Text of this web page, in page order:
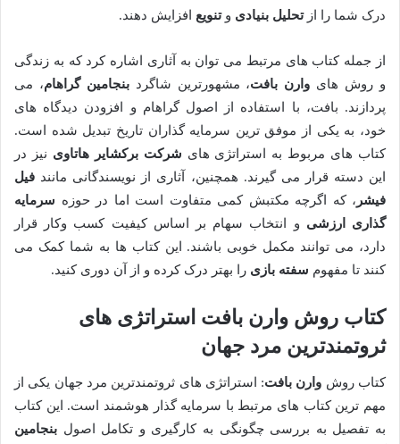
درک شما را ازتحلیل بنیادی وتنویع افزایش دهند.
از جمله کتاب های مرتبط می توان به آثاری اشاره کرد که به زندگی
و روش های وارن بافت، مشهورترین شاگردبنجامین گراهام، می
پردازند. بافت، با استفاده از اصول گراهام و افزودن دیدگاه های
خود، به یکی از موفق ترین سرمایه گذاران تاریخ تبدیل شده است.
کتاب های مربوط به استراتژی های شرکت برکشایر هاتاوی نیز در
این دسته قرار می گیرند. همچنین، آثاری از نویسندگانی مانند فیل
فیشر ، که اگرچه مکتبش کمی متفاوت است اما در حوزه سرمایه
گذاری ارزشی و انتخاب سهام بر اساس کیفیت کسب وکار قرار
دارد، می توانند مکمل خوبی باشند. این کتاب ها به شما کمک می
کنند تا مفهوم سفته بازی را بهتر درک کرده و از آن دوری کنید.
کتاب روش وارن بافت استراتژی های
ثروتمندترین مرد جهان
کتاب روش وارن بافت: استراتژی های ثروتمندترین مرد جهان یکی از
مهم ترین کتاب های مرتبط با سرمایه گذار هوشمند است. این کتاب
به تفصیل به بررسی چگونگی به کارگیری و تکامل اصول بنجامین